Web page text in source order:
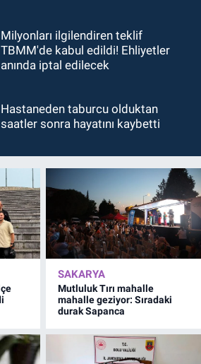
Milyonları ilgilendiren teklif
TBMM'de kabul edildi! Ehliyetler
anında iptal edilecek
Hastaneden taburcu olduktan
saatler sonra hayatını kaybetti
SAKARYA
Mutluluk Tırı mahalle
mahalle geziyor: Sıradaki
durak Sapanca